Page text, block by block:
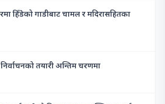
हिँडेको गाडीबाट चामल र मदिरासहितका
तयारी अन्तिम चरणमा